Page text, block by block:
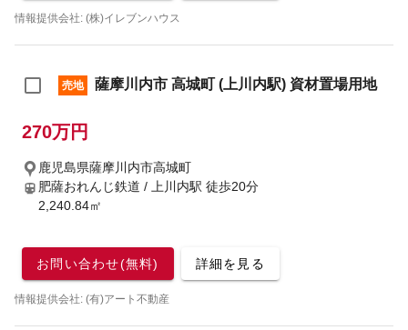
情報提供会社: (株)イレブンハウス
売地 薩摩川内市 高城町 (上川内駅) 資材置場用地
270万円
鹿児島県薩摩川内市高城町
肥薩おれんじ鉄道 / 上川内駅 徒歩20分
2,240.84㎡
お問い合わせ(無料) 詳細を見る
情報提供会社: (有)アート不動産